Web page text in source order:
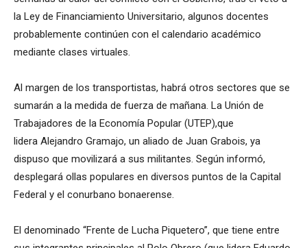
la Ley de Financiamiento Universitario, algunos docentes
probablemente continúen con el calendario académico
mediante clases virtuales.
Al margen de los transportistas, habrá otros sectores que se
sumarán a la medida de fuerza de mañana. La Unión de
Trabajadores de la Economía Popular (UTEP),que
lidera Alejandro Gramajo, un aliado de Juan Grabois, ya
dispuso que movilizará a sus militantes. Según informó,
desplegará ollas populares en diversos puntos de la Capital
Federal y el conurbano bonaerense.
El denominado “Frente de Lucha Piquetero”, que tiene entre